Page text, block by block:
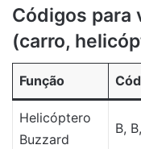
Códigos para
(carro,
Função
Helicóptero
Buzzard
B,